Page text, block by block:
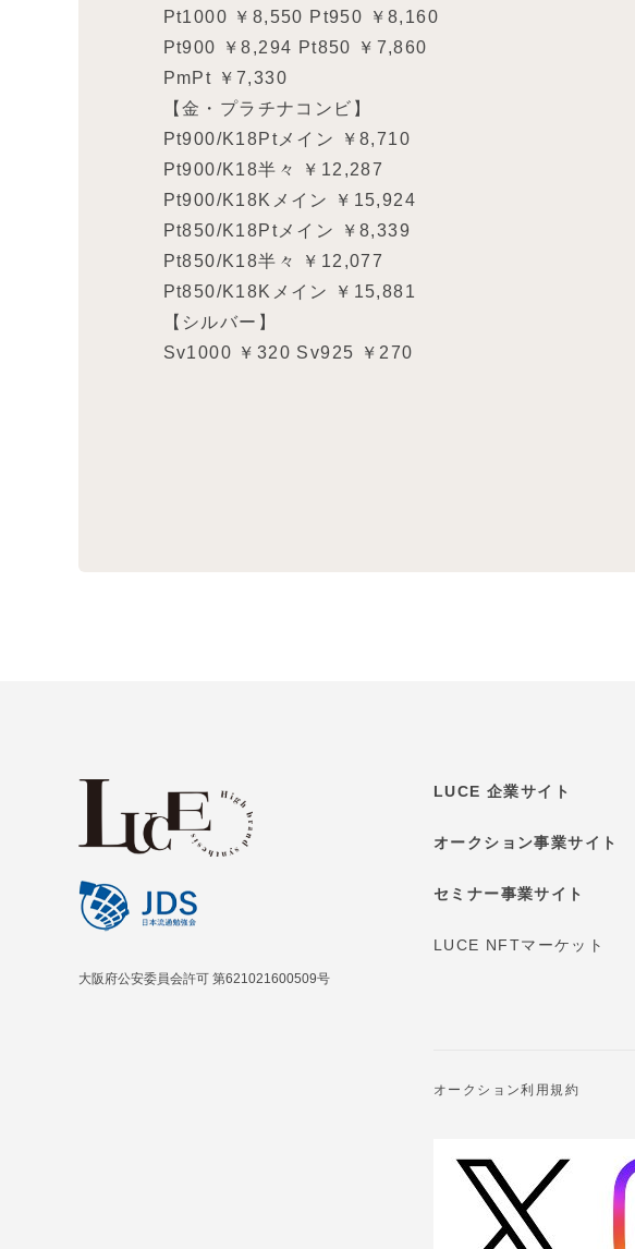
Pt1000 ￥8,550 Pt950 ￥8,160
Pt900 ￥8,294 Pt850 ￥7,860
PmPt ￥7,330
【金・プラチナコンビ】
Pt900/K18Ptメイン ￥8,710
Pt900/K18半々 ￥12,287
Pt900/K18Kメイン ￥15,924
Pt850/K18Ptメイン ￥8,339
Pt850/K18半々 ￥12,077
Pt850/K18Kメイン ￥15,881
【シルバー】
Sv1000 ￥320 Sv925 ￥270
大阪府公安委員会許可 第621021600509号
LUCE 企業サイト
オークション事業サイト
セミナー事業サイト
LUCE NFTマーケット
オークション利用規約